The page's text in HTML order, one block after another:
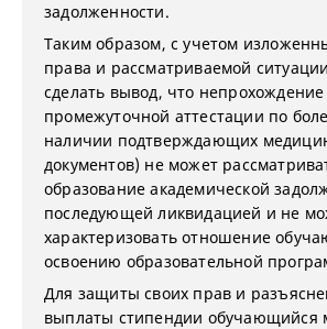
задолженности.
Таким образом, с учетом
права и рассматриваемой
сделать вывод, что непрохождение
промежуточной аттестации по
наличии подтверждающих
документов) не может
образование академической
последующей ликвидацией и не
характеризовать отношение
освоению образовательной
Для защиты своих прав и
выплаты стипендии обучающийся